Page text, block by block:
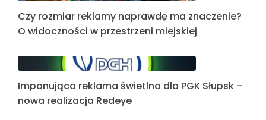
Czy rozmiar reklamy naprawdę ma znaczenie?
O widoczności w przestrzeni miejskiej
Imponująca reklama świetlna dla PGK Słupsk –
nowa realizacja Redeye